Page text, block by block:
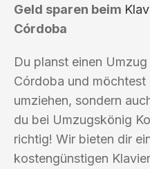
Geld sparen beim
Córdoba
Du planst einen
Córdoba und
umziehen, sondern
du bei Umzugskönig
richtig! Wir bieten dir
kostengünstigen